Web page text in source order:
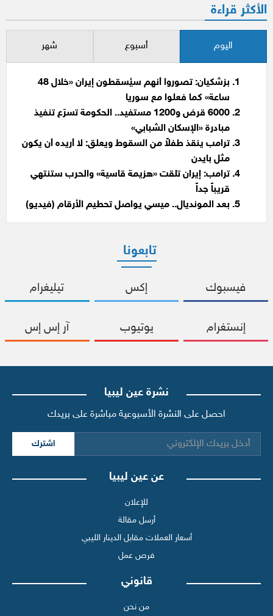
الأكثر قراءة
اليوم أسبوع شهر
بزشكيان: تصوروا أنهم سيُسقطون إيران «خلال 48
ساعة» كما فعلوا مع سوريا
6000 قرض و1200 مستفيد.. الحكومة تسرّع تنفيذ
مبادرة «الإسكان الشبابي»
ترامب ينقذ طفلاً من السقوط ويعلق: لا أريده أن يكون
مثل بايدن
ترامب: إيران تلقت «هزيمة قاسية» والحرب ستنتهي
قريباً جداً
بعد المونديال.. ميسي يواصل تحطيم الأرقام (فيديو)
تابعونا
فيسبوك إكس تيليغرام
إنستغرام يوتيوب آر إس إس
نشرة عين ليبيا
احصل على النشرة الأسبوعية مباشرة على بريدك
اشترك
عن عين ليبيا
للإعلان
أرسل مقالة
أسعار العملات مقابل الدينار الليبي
فرص عمل
قانوني
من نحن